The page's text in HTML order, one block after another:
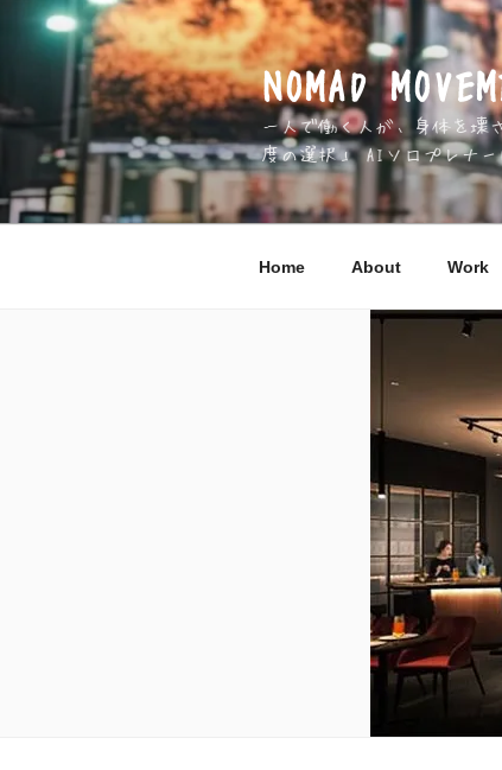
キ
NOMAD
一人で働く人が、身体を壊
度の選択」 AIソロプレナ
Home About Work